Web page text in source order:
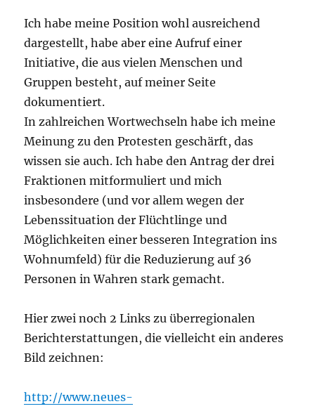
Ich habe meine Position wohl ausreichend
dargestellt, habe aber eine Aufruf einer
Initiative, die aus vielen Menschen und
Gruppen besteht, auf meiner Seite
dokumentiert.
In zahlreichen Wortwechseln habe ich meine
Meinung zu den Protesten geschärft, das
wissen sie auch. Ich habe den Antrag der drei
Fraktionen mitformuliert und mich
insbesondere (und vor allem wegen der
Lebenssituation der Flüchtlinge und
Möglichkeiten einer besseren Integration ins
Wohnumfeld) für die Reduzierung auf 36
Personen in Wahren stark gemacht.
Hier zwei noch 2 Links zu überregionalen
Berichterstattungen, die vielleicht ein anderes
Bild zeichnen:
http://www.neues-